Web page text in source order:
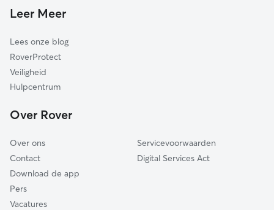
IJsselstein
Vianen
Montfoort
Wijdemeren
Lopik
Leer Meer
Lees onze blog
RoverProtect
Veiligheid
Hulpcentrum
Over Rover
Over ons
Contact
Download de app
Pers
Vacatures
Servicevoorwaarden
Digital Services Act